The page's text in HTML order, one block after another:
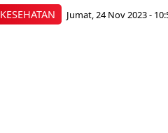
KESEHATAN Jumat, 24 Nov 2023 -